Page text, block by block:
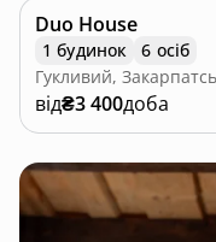
Duo House
1 будинок
6 осіб
Гукливий,
від₴3 400доба